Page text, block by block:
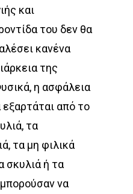
και
του δεν θα
κανένα
της
η ασφάλεια
από το
τα
τα μη φιλικά
σκυλιά ή τα
να